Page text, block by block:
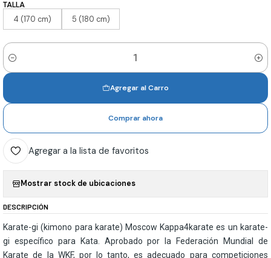
TALLA
4 (170 cm) 5 (180 cm)
Cantidad
Agregar al Carro
Comprar ahora
Agregar a la lista de favoritos
Mostrar stock de ubicaciones
DESCRIPCIÓN
Karate-gi (kimono para karate) Moscow Kappa4karate es un karate-
gi específico para Kata. Aprobado por la Federación Mundial de
Karate de la WKF, por lo tanto, es adecuado para competiciones